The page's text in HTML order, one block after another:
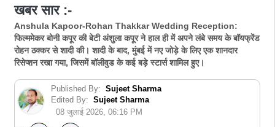
खबर सार :-
Anshula Kapoor-Rohan Thakkar Wedding Reception:
फिल्ममेकर बोनी कपूर की बेटी अंशुला कपूर ने हाल ही में अपने लंबे समय के बॉयफ्रेंड
रोहन ठक्कर से शादी की। शादी के बाद, मुंबई में नए जोड़े के लिए एक शानदार
रिसेप्शन रखा गया, जिसमें बॉलीवुड के कई बड़े स्टार्स शामिल हुए।
Published By: Sujeet Sharma
Edited By: Sujeet Sharma
08 जुलाई 2026, 06:16 PM